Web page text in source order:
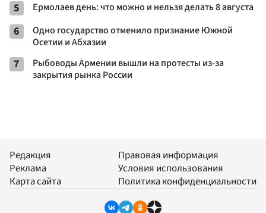
5 Ермолаев день: что можно и нельзя делать 8 августа
6
Одно государство отменило признание Южной
Осетии и Абхазии
7
Рыбоводы Армении вышли на протесты из-за
закрытия рынка России
Редакция
Реклама
Карта сайта
Правовая информация
Условия использования
Политика конфиденциальности